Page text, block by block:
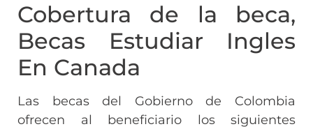
Cobertura de la beca,
Becas Estudiar Ingles
En Canada
Las becas del Gobierno de Colombia
ofrecen al beneficiario los siguientes